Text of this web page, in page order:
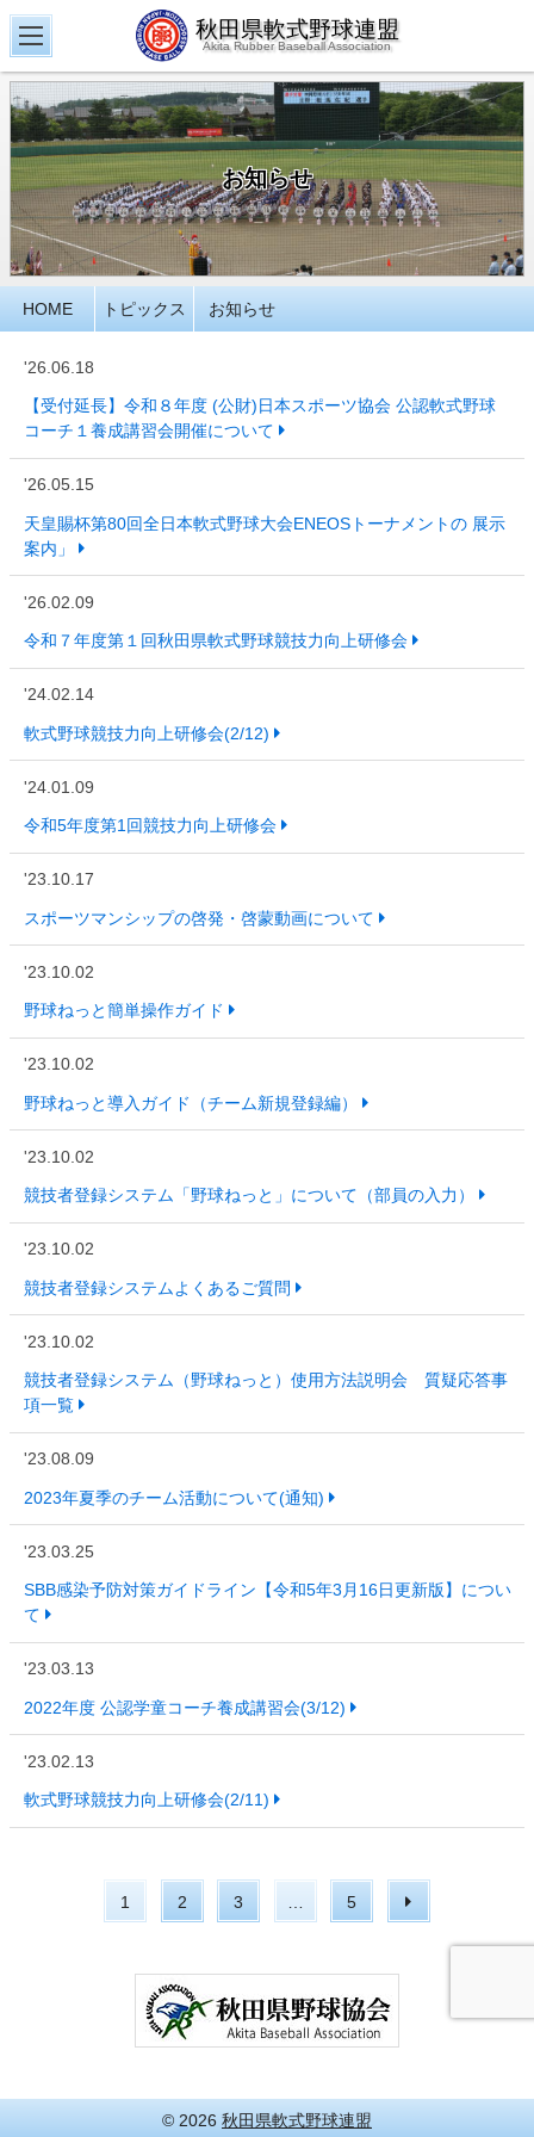
秋田県軟式野球連盟
Akita Rubber Baseball Association
お知らせ
HOME トピックス お知らせ
'26.06.18
【受付延長】令和８年度 (公財)日本スポーツ協会 公認軟式野球
コーチ１養成講習会開催について
'26.05.15
天皇賜杯第80回全日本軟式野球大会ENEOSトーナメントの 展示
案内」
'26.02.09
令和７年度第１回秋田県軟式野球競技力向上研修会
'24.02.14
軟式野球競技力向上研修会(2/12)
'24.01.09
令和5年度第1回競技力向上研修会
'23.10.17
スポーツマンシップの啓発・啓蒙動画について
'23.10.02
野球ねっと簡単操作ガイド
'23.10.02
野球ねっと導入ガイド（チーム新規登録編）
'23.10.02
競技者登録システム「野球ねっと」について（部員の入力）
'23.10.02
競技者登録システムよくあるご質問
'23.10.02
競技者登録システム（野球ねっと）使用方法説明会 質疑応答事
項一覧
'23.08.09
2023年夏季のチーム活動について(通知)
'23.03.25
SBB感染予防対策ガイドライン【令和5年3月16日更新版】につい
て
'23.03.13
2022年度 公認学童コーチ養成講習会(3/12)
'23.02.13
軟式野球競技力向上研修会(2/11)
1 2 3 5
© 2026 秋田県軟式野球連盟